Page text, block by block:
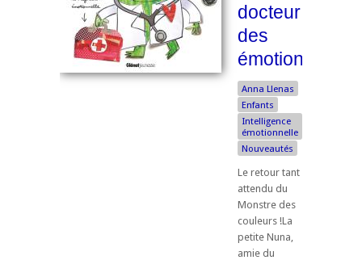
docteur
des
émotions
Anna Llenas
Enfants
Intelligence
émotionnelle
Nouveautés
Le retour tant
attendu du
Monstre des
couleurs !La
petite Nuna,
amie du